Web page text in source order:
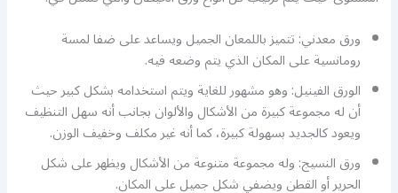
ورق معدني: تتميز باللمعان الجميل ويساعد على ضفا لمسة
رومانسية على المكان الذي يتم وضعه فيه.
الورق الفينيل: وهو مشهور للغاية ويتم استخدامه بشكل كبير حيث
أن له مجموعة كبيرة من الأشكال والألوان بجانب أنه سهل التنظيف
ويعود كالجديد بسهولة كبيرة، كما أنه غير مكلف وخفيف الوزن.
ورق النسيج: وله مجموعة متنوعة من الأشكال ويظهر على شكل
الحرير أو القطن ويضفي شكل جميل على المكان.